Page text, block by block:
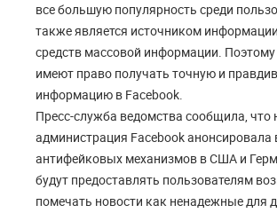
все большую популярность среди
также является источником
средств массовой информации.
имеют право получать точную и
информацию в Facebook.
Пресс-служба ведомства сообщила, что
администрация Facebook анонсировала
антифейковых механизмов в США и
будут предоставлять пользователям
помечать новости как ненадежные для